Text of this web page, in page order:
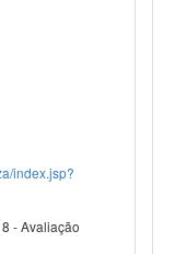
index.jsp?
- Avaliação